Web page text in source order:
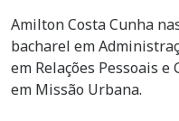
Amilton Costa Cunha
bacharel em
em Relações Pessoais
em Missão Urbana.